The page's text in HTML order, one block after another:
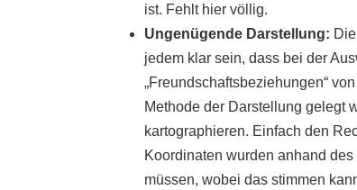
ist. Fehlt hier völlig.
Ungenügende Darstellung:
jedem klar sein, dass bei der
„Freundschaftsbeziehungen“
Methode der Darstellung gelegt
kartographieren. Einfach den
Koordinaten wurden anhand
müssen, wobei das stimmen